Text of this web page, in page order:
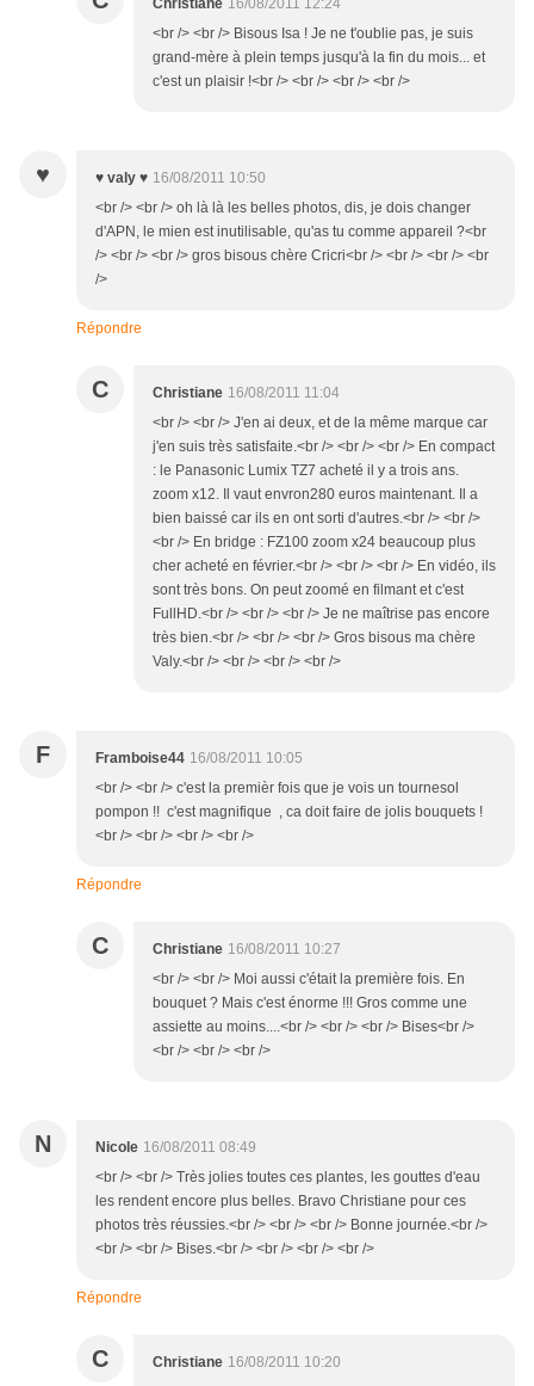
Christiane 16/08/2011 12:24
<br /> <br /> Bisous Isa ! Je ne t'oublie pas, je suis
grand-mère à plein temps jusqu'à la fin du mois... et
c'est un plaisir !<br /> <br /> <br /> <br />
♥ ♥ valy ♥ 16/08/2011 10:50
<br /> <br /> oh là là les belles photos, dis, je dois changer
d'APN, le mien est inutilisable, qu'as tu comme appareil ?<br
/> <br /> <br /> gros bisous chère Cricri<br /> <br /> <br /> <br
/>
Répondre
C Christiane 16/08/2011 11:04
<br /> <br /> J'en ai deux, et de la même marque car
j'en suis très satisfaite.<br /> <br /> <br /> En compact
: le Panasonic Lumix TZ7 acheté il y a trois ans.
zoom x12. Il vaut envron280 euros maintenant. Il a
bien baissé car ils en ont sorti d'autres.<br /> <br />
<br /> En bridge : FZ100 zoom x24 beaucoup plus
cher acheté en février.<br /> <br /> <br /> En vidéo, ils
sont très bons. On peut zoomé en filmant et c'est
FullHD.<br /> <br /> <br /> Je ne maîtrise pas encore
très bien.<br /> <br /> <br /> Gros bisous ma chère
Valy.<br /> <br /> <br /> <br />
F Framboise44 16/08/2011 10:05
<br /> <br /> c'est la premièr fois que je vois un tournesol
pompon !! c'est magnifique , ca doit faire de jolis bouquets !
<br /> <br /> <br /> <br />
Répondre
C Christiane 16/08/2011 10:27
<br /> <br /> Moi aussi c'était la première fois. En
bouquet ? Mais c'est énorme !!! Gros comme une
assiette au moins....<br /> <br /> <br /> Bises<br />
<br /> <br /> <br />
N Nicole 16/08/2011 08:49
<br /> <br /> Très jolies toutes ces plantes, les gouttes d'eau
les rendent encore plus belles. Bravo Christiane pour ces
photos très réussies.<br /> <br /> <br /> Bonne journée.<br />
<br /> <br /> Bises.<br /> <br /> <br /> <br />
Répondre
C Christiane 16/08/2011 10:20